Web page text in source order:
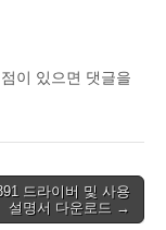
이 있으면 댓글을
드라이버 및 사용
설명서 다운로드 →